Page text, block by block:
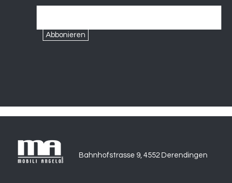
Abbonieren
Bahnhofstrasse 9, 4552 Derendingen